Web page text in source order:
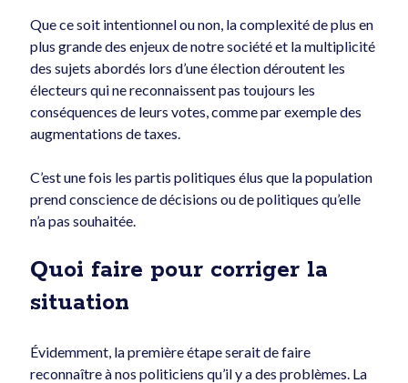
Que ce soit intentionnel ou non, la complexité de plus en
plus grande des enjeux de notre société et la multiplicité
des sujets abordés lors d’une élection déroutent les
électeurs qui ne reconnaissent pas toujours les
conséquences de leurs votes, comme par exemple des
augmentations de taxes.
C’est une fois les partis politiques élus que la population
prend conscience de décisions ou de politiques qu’elle
n’a pas souhaitée.
Quoi faire pour corriger la
situation
Évidemment, la première étape serait de faire
reconnaître à nos politiciens qu’il y a des problèmes. La